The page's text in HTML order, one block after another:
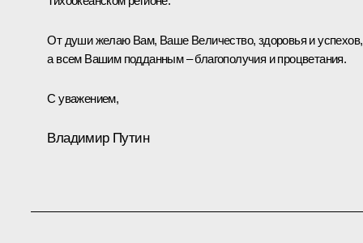
От души желаю Вам, Ваше Величество, здоровья и успехов,
а всем Вашим подданным – благополучия и процветания.
С уважением,
Владимир Путин